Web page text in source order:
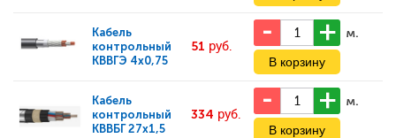
Кабель
контрольный
КВВГЭ 4x0,75
51 руб.
м.
Кабель
контрольный
КВВБГ 27х1,5
334 руб.
м.